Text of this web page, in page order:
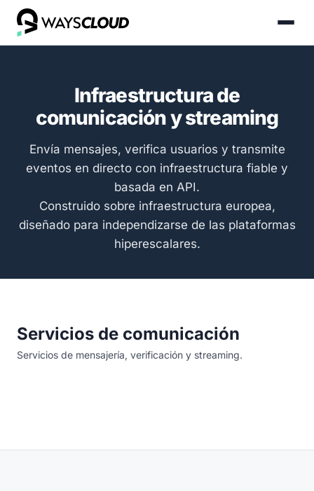
Infraestructura de
comunicación y streaming
Envía mensajes, verifica usuarios y transmite
eventos en directo con infraestructura fiable y
basada en API.
Construido sobre infraestructura europea,
diseñado para independizarse de las plataformas
hiperescalares.
Servicios de comunicación
Servicios de mensajería, verificación y streaming.